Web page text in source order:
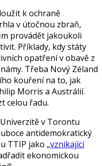
k ochraně
v útočnou zbraň,
provádět jakoukoli
Příklady, kdy státy
opatření v obavě z
Třeba Nový Zéland
kouření na to, jak
Morris a Austrálií.
celou řadu.
v Torontu
antidemokratický
TTIP jako „vznikající
ekonomickou